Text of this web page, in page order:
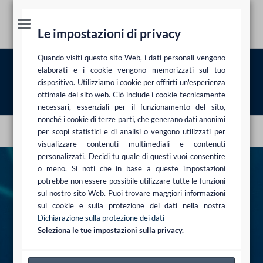
Le impostazioni di privacy
Quando visiti questo sito Web, i dati personali vengono
elaborati e i cookie vengono memorizzati sul tuo
dispositivo. Utilizziamo i cookie per offrirti un'esperienza
ottimale del sito web. Ciò include i cookie tecnicamente
necessari, essenziali per il funzionamento del sito,
nonché i cookie di terze parti, che generano dati anonimi
per scopi statistici e di analisi o vengono utilizzati per
visualizzare contenuti multimediali e contenuti
personalizzati. Decidi tu quale di questi vuoi consentire
o meno. Si noti che in base a queste impostazioni
potrebbe non essere possibile utilizzare tutte le funzioni
sul nostro sito Web. Puoi trovare maggiori informazioni
sui cookie e sulla protezione dei dati nella nostra
Dichiarazione sulla protezione dei dati
Seleziona le tue impostazioni sulla privacy.
Dottorandi
Studio legale Carriera Dottorandi
Indirizzo | Dettagli di contatto
JORDAN & WAGNER
Rechtsanwaltsgesellschaft mbH
Alexanderstraße 8A
70184 Stuttgart
T +49 (0)711 255404-60